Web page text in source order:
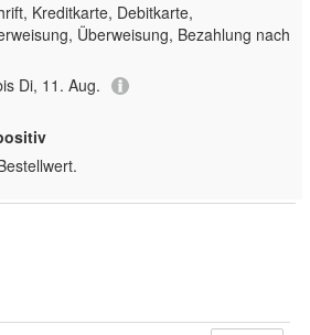
Kreditkarte, Debitkarte,
Überweisung, Bezahlung nach
Di, 11. Aug.